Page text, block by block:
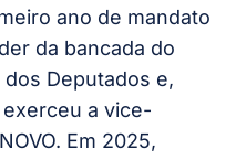
ano de mandato
da bancada do
dos Deputados e,
a vice-
Em 2025,